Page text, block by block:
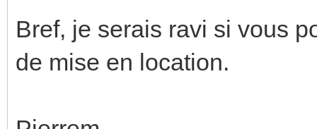
Bref, je serais ravi si vous
de mise en location.